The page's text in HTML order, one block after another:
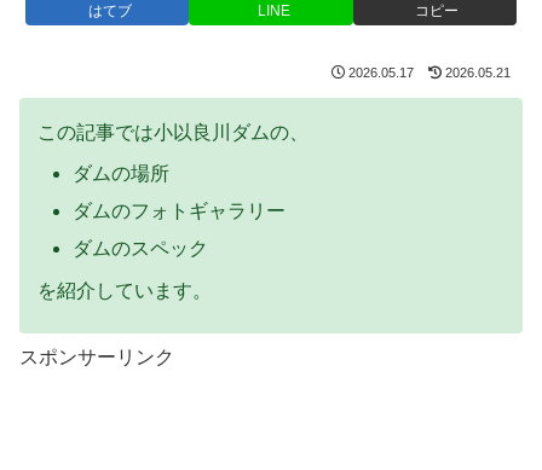
はてブ LINE コピー
2026.05.17 2026.05.21
この記事では小以良川ダムの、
ダムの場所
ダムのフォトギャラリー
ダムのスペック
を紹介しています。
スポンサーリンク